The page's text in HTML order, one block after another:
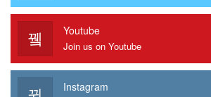
Youtube
Join us on Youtube
Instagram